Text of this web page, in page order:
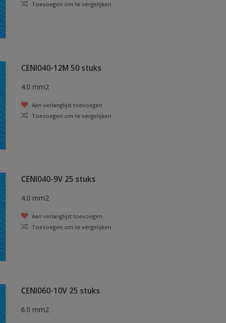
Toevoegen om te vergelijken
CENI040-12M 50 stuks
4.0 mm2
Aan verlanglijst toevoegen
Toevoegen om te vergelijken
CENI040-9V 25 stuks
4.0 mm2
Aan verlanglijst toevoegen
Toevoegen om te vergelijken
CENI060-10V 25 stuks
6.0 mm2